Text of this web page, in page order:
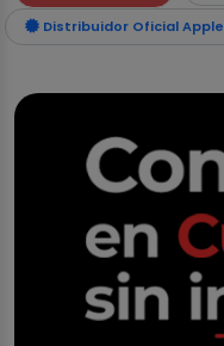
Distribuidor Oficial Apple